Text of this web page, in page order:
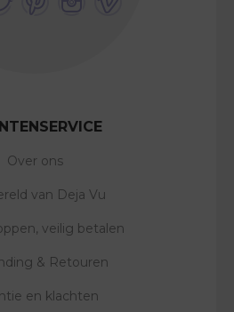
Over ons
van Deja Vu
veilig betalen
& Retouren
en klachten